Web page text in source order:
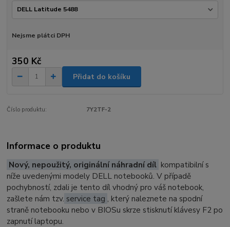
Nejsme plátci DPH
350 Kč
Přidat do košíku
Číslo produktu: 7Y2TF-2
Informace o produktu
Nový, nepoužitý, originální náhradní díl kompatibilní s
níže uvedenými modely DELL notebooků. V případě
pochybností, zdali je tento díl vhodný pro váš notebook,
zašlete nám tzv. service tag , který naleznete na spodní
straně notebooku nebo v BIOSu skrze stisknutí klávesy F2 po
zapnutí laptopu.